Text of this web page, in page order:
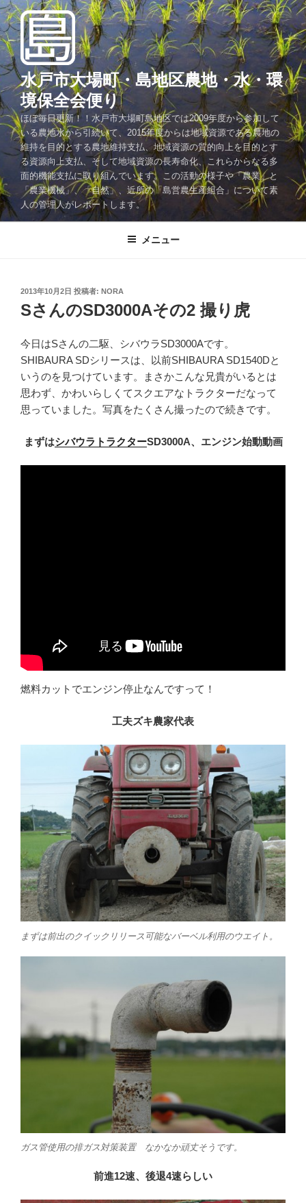
コ
ン
テ
ン
ツ
へ
ス
キ
プ
水戸市大場町・島地区農地・水・環
境保全会便り
ほぼ毎日更新！！水戸市大場町島地区では2009年度から参加して
いる農地水から引続いて、2015年度からは地域資源である農地の
維持を目的とする農地維持支払、地域資源の質的向上を目的とす
る資源向上支払、そして地域資源の長寿命化、これらからなる多
面的機能支払に取り組んでいます。この活動の様子や「農業」と
「農業機械」、「自然」、近所の「島営農生産組合」について素
人の管理人がレポートします。
メニュー
投
稿
日:
2013年10月2日 投稿者: NORA
SさんのSD3000Aその2 撮り虎
今日はSさんの二駆、シバウラSD3000Aです。
SHIBAURA SDシリースは、以前SHIBAURA SD1540Dと
いうのを見つけています。まさかこんな兄貴がいるとは
思わず、かわいらしくてスクエアなトラクターだなって
思っていました。写真をたくさん撮ったので続きです。
まずはシバウラトラクターSD3000A、エンジン始動動画
燃料カットでエンジン停止なんですって！
工夫ズキ農家代表
まずは前出のクイックリリース可能なバーベル利用のウエイト。
ガス管使用の排ガス対策装置 なかなか頑丈そうです。
前進12速、後退4速らしい